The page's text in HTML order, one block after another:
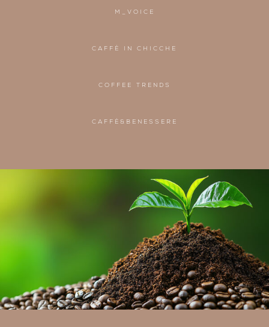
M_VOICE
CAFFÈ IN CHICCHE
COFFEE TRENDS
CAFFÈ&BENESSERE